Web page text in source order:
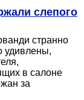
слепого
странно
удивлены,
в салоне
за